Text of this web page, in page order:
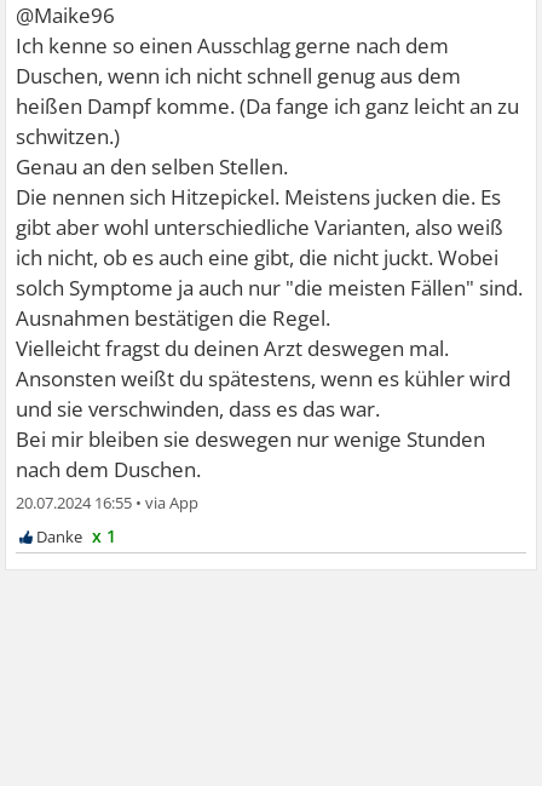
@Maike96
Ich kenne so einen Ausschlag gerne nach dem
Duschen, wenn ich nicht schnell genug aus dem
heißen Dampf komme. (Da fange ich ganz leicht an zu
schwitzen.)
Genau an den selben Stellen.
Die nennen sich Hitzepickel. Meistens jucken die. Es
gibt aber wohl unterschiedliche Varianten, also weiß
ich nicht, ob es auch eine gibt, die nicht juckt. Wobei
solch Symptome ja auch nur "die meisten Fällen" sind.
Ausnahmen bestätigen die Regel.
Vielleicht fragst du deinen Arzt deswegen mal.
Ansonsten weißt du spätestens, wenn es kühler wird
und sie verschwinden, dass es das war.
Bei mir bleiben sie deswegen nur wenige Stunden
nach dem Duschen.
20.07.2024 16:55 •
x 1